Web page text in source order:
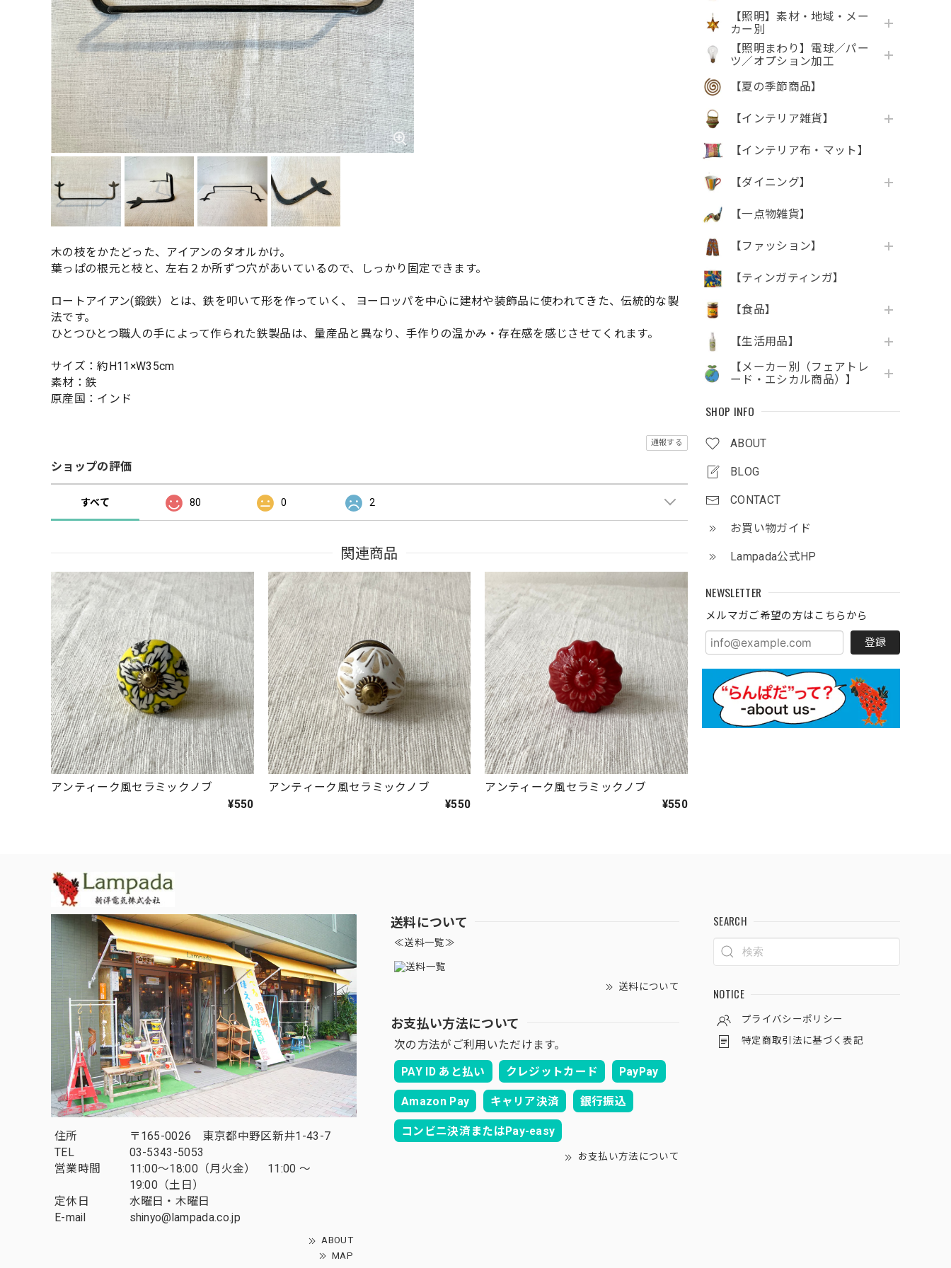
【照明】素材・地域・メー
カー別
【照明まわり】電球／パー
ツ／オプション加工
【夏の季節商品】
【インテリア雑貨】
【インテリア布・マット】
【ダイニング】
【一点物雑貨】
【ファッション】
【ティンガティンガ】
【食品】
【生活用品】
【メーカー別（フェアトレ
ード・エシカル商品）】
SHOP INFO
ABOUT
BLOG
CONTACT
お買い物ガイド
Lampada公式HP
NEWSLETTER
メルマガご希望の方はこちらから
登録
木の枝をかたどった、アイアンのタオルかけ。
葉っぱの根元と枝と、左右２か所ずつ穴があいているので、しっかり固定できます。
ロートアイアン(鍛鉄）とは、鉄を叩いて形を作っていく、 ヨーロッパを中心に建材や装飾品に使われてきた、伝統的な製
法です。
ひとつひとつ職人の手によって作られた鉄製品は、量産品と異なり、手作りの温かみ・存在感を感じさせてくれます。
サイズ：約H11×W35cm
素材：鉄
原産国：インド
通報する
ショップの評価
すべて 80 0 2
関連商品
アンティーク風セラミックノブ
¥550
アンティーク風セラミックノブ
¥550
アンティーク風セラミックノブ
¥550
住所
〒165-0026 東京都中野区新井1-43-7
TEL
03-5343-5053
営業時間
11:00～18:00（月火金） 11:00 ～
19:00（土日）
定休日
水曜日・木曜日
E-mail
shinyo@lampada.co.jp
ABOUT
MAP
送料について
≪送料一覧≫
送料について
お支払い方法について
次の方法がご利用いただけます。
PAY ID あと払い
クレジットカード PayPay
Amazon Pay キャリア決済 銀行振込
コンビニ決済またはPay-easy
お支払い方法について
SEARCH
NOTICE
プライバシーポリシー
特定商取引法に基づく表記